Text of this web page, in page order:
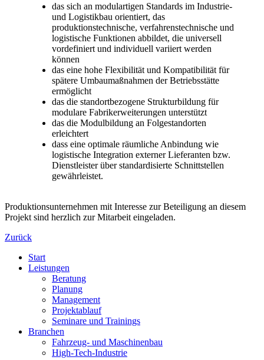
das sich an modulartigen Standards im Industrie-
und Logistikbau orientiert, das
produktionstechnische, verfahrenstechnische und
logistische Funktionen abbildet, die universell
vordefiniert und individuell variiert werden
können
das eine hohe Flexibilität und Kompatibilität für
spätere Umbaumaßnahmen der Betriebsstätte
ermöglicht
das die standortbezogene Strukturbildung für
modulare Fabrikerweiterungen unterstützt
das die Modulbildung an Folgestandorten
erleichtert
dass eine optimale räumliche Anbindung wie
logistische Integration externer Lieferanten bzw.
Dienstleister über standardisierte Schnittstellen
gewährleistet.
Produktionsunternehmen mit Interesse zur Beteiligung an diesem
Projekt sind herzlich zur Mitarbeit eingeladen.
Zurück
Start
Leistungen
Beratung
Planung
Management
Projektablauf
Seminare und Trainings
Branchen
Fahrzeug- und Maschinenbau
High-Tech-Industrie